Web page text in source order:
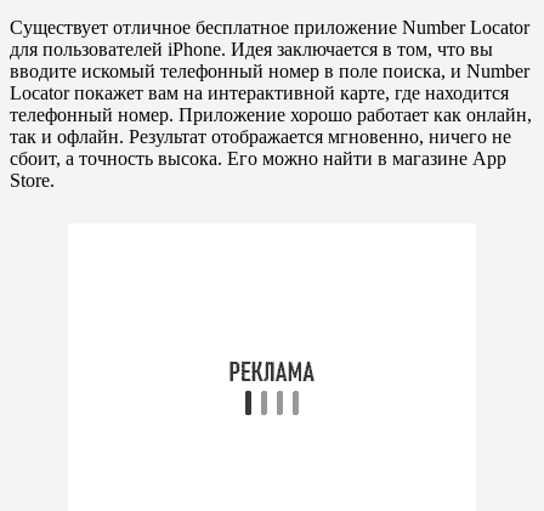
Существует отличное бесплатное приложение Number Locator
для пользователей iPhone. Идея заключается в том, что вы
вводите искомый телефонный номер в поле поиска, и Number
Locator покажет вам на интерактивной карте, где находится
телефонный номер. Приложение хорошо работает как онлайн,
так и офлайн. Результат отображается мгновенно, ничего не
сбоит, а точность высока. Его можно найти в магазине App
Store.